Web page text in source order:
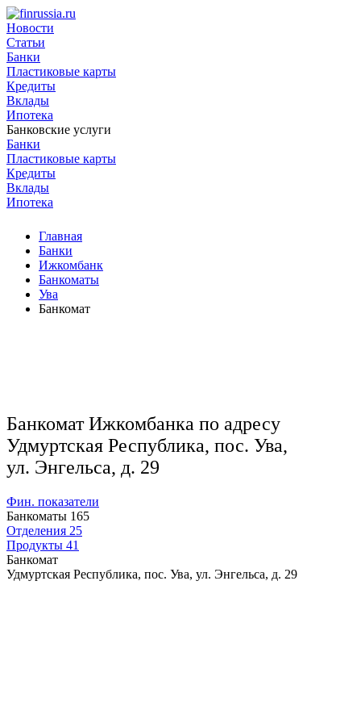
Новости
Статьи
Банки
Пластиковые карты
Кредиты
Вклады
Ипотека
Банковские услуги
Банки
Пластиковые карты
Кредиты
Вклады
Ипотека
Главная
Банки
Ижкомбанк
Банкоматы
Ува
Банкомат
Банкомат Ижкомбанка по адресу
Удмуртская Республика, пос. Ува,
ул. Энгельса, д. 29
Фин. показатели
Банкоматы 165
Отделения 25
Продукты 41
Банкомат
Удмуртская Республика, пос. Ува, ул. Энгельса, д. 29